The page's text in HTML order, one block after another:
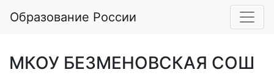
Образование России
МКОУ БЕЗМЕНОВСКАЯ СОШ